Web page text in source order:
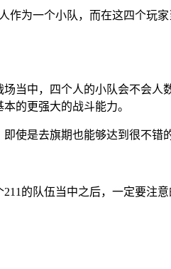
为一个小队，而在这四个玩
当中，四个人的小队会不会
的更强大的战斗能力。
使是去旗期也能够达到很不错
的队伍当中之后，一定要注